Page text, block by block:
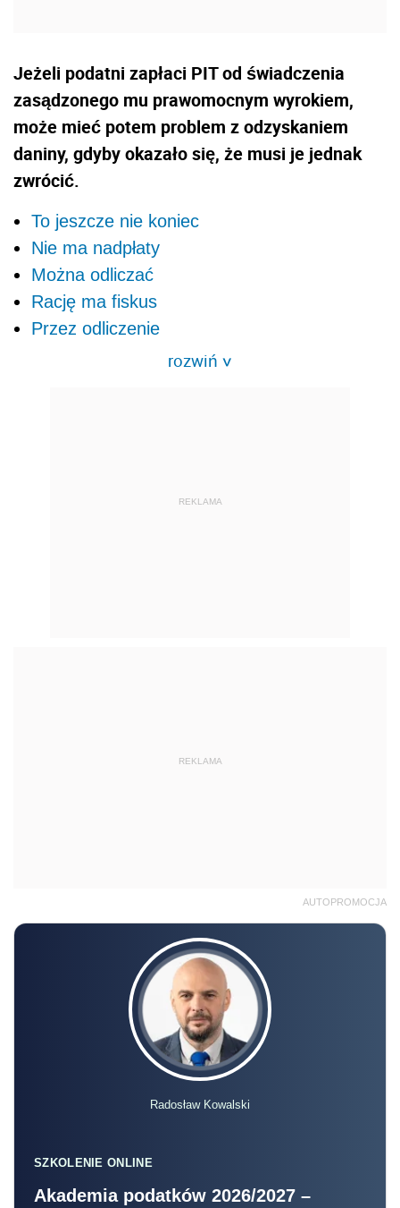
Jeżeli podatni zapłaci PIT od świadczenia
zasądzonego mu prawomocnym wyrokiem,
może mieć potem problem z odzyskaniem
daniny, gdyby okazało się, że musi je jednak
zwrócić.
To jeszcze nie koniec
Nie ma nadpłaty
Można odliczać
Rację ma fiskus
Przez odliczenie
rozwiń>
REKLAMA
REKLAMA
AUTOPROMOCJA
Radosław Kowalski
SZKOLENIE ONLINE
Akademia podatków 2026/2027 –